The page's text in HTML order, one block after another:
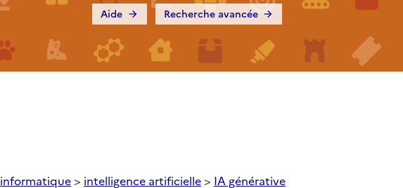
Recherche avancée
Aide
informatique> intelligence artificielle> IA générative